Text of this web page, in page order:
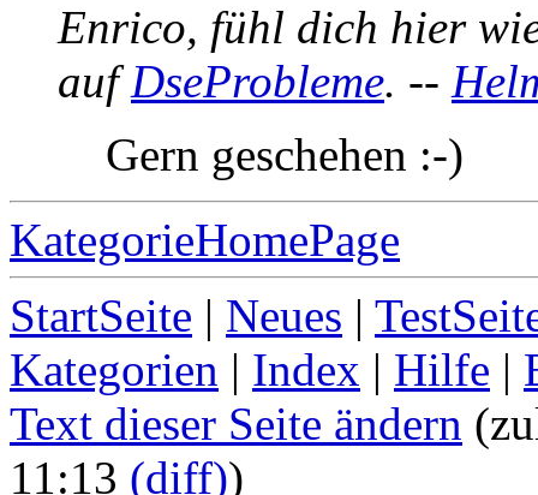
Enrico, fühl dich hier
aufDseProbleme. --
Gern geschehen :-)
KategorieHomePage
StartSeite | Neues |
Kategorien | Index | Hilfe |
Text dieser Seite ändern
11:13 (diff))